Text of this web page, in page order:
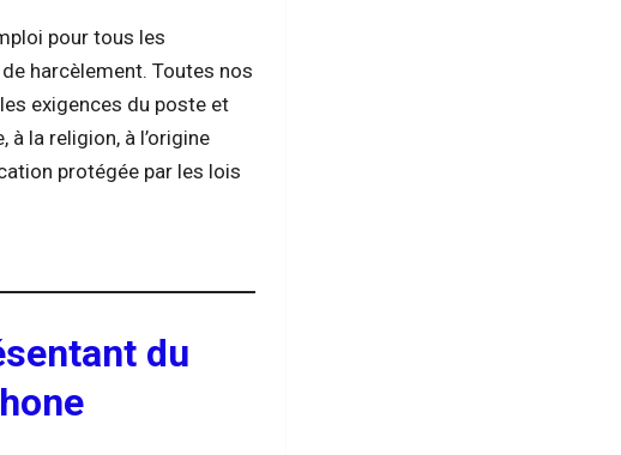
pour tous les
harcèlement. Toutes nos
exigences du poste et
à la religion, à l’origine
protégée par les lois
du